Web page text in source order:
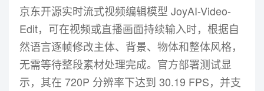
京东开源实时流式视频编辑模型 JoyAI-Video-
Edit，可在视频或直播画面持续输入时，根据自
然语言逐帧修改主体、背景、物体和整体风格，
无需等待整段素材处理完成。官方部署测试显
示，其在 720P 分辨率下达到 30.19 FPS，并支